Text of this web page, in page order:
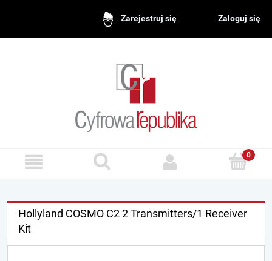
Zarejestruj się Zaloguj się
Hollyland COSMO C2 2 Transmitters/1 Receiver
Kit